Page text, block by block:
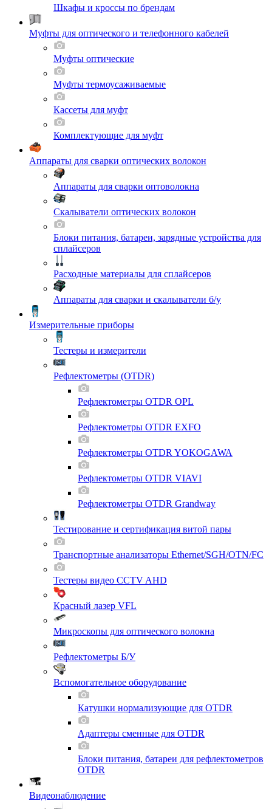
Шкафы и кроссы по брендам
Муфты для оптического и телефонного кабелей
Муфты оптические
Муфты термоусаживаемые
Кассеты для муфт
Комплектующие для муфт
Аппараты для сварки оптических волокон
Аппараты для сварки оптоволокна
Скалыватели оптических волокон
Блоки питания, батареи, зарядные устройства для
сплайсеров
Расходные материалы для сплайсеров
Аппараты для сварки и скалыватели б/у
Измерительные приборы
Тестеры и измерители
Рефлектометры (OTDR)
Рефлектометры OTDR OPL
Рефлектометры OTDR EXFO
Рефлектометры OTDR YOKOGAWA
Рефлектометры OTDR VIAVI
Рефлектометры OTDR Grandway
Тестирование и сертификация витой пары
Транспортные анализаторы Ethernet/SGH/OTN/FC
Тестеры видео CCTV AHD
Красный лазер VFL
Микроскопы для оптического волокна
Рефлектометры Б/У
Вспомогательное оборудование
Катушки нормализующие для OTDR
Адаптеры сменные для OTDR
Блоки питания, батареи для рефлектометров
OTDR
Видеонаблюдение